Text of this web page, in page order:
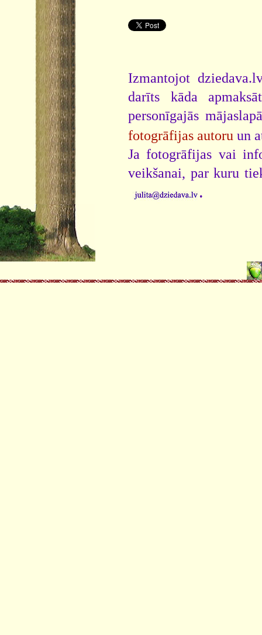
Izmantojot
darīts kāda
personīgajās
fotogrāfijas autoru un
Ja fotogrāfijas vai
veikšanai, par kuru
.